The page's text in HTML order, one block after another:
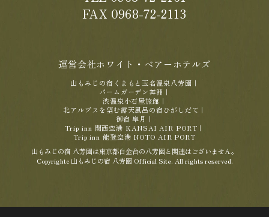
FAX 0968-72-2113
運営会社ホワイト・ベアーホテルズ
山もみじの宿くまもと玉名温泉八芳園 ｜
パームガーデン舞洲 ｜
渋温泉小石屋旅館 ｜
北アルプスを望む露天風呂の宿ひがしだて ｜
御宿 皐月 ｜
Trip inn 関西空港 KANSAI AIR PORT ｜
Trip inn 能登空港 NOTO AIR PORT
山もみじの宿 八芳園は東京都白金台の八芳園と関連はございません。
Copyrightc 山もみじの宿 八芳園 Official Site. All rights reserved.